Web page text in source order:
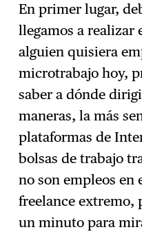
En primer lugar,
llegamos a realizar
alguien quisiera
microtrabajo hoy,
saber a dónde
maneras, la más
plataformas de
bolsas de trabajo
no son empleos en
freelance extremo,
un minuto para